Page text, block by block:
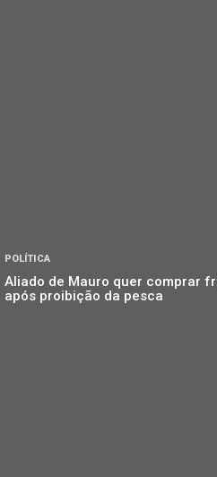
POLÍTICA
Aliado de Mauro quer comprar
após proibição da pesca